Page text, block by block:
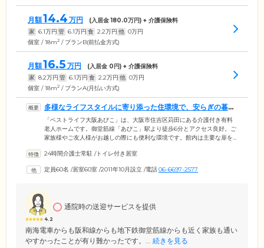
月額14.4 万円 (入居金180.0万円) + 介護保険料
家 6.1万円 管 6.1万円 食 2.2万円 他 0万円
個室 / 18m2 / プランB(前払金方式)
月額16.5 万円 (入居金 0円) + 介護保険料
家 8.2万円 管 6.1万円 食 2.2万円 他 0万円
個室 / 18m2 / プランA(月払い方式)
多様なライフスタイルに寄り添った住環境で、安らぎの暮ら
しをお届けします
「ベストライフ大阪あびこ」は、大阪市住吉区苅田にある介護付き有料
老人ホームです。御堂筋線「あびこ」駅より徒歩6分とアクセス良好。ご
家族様やご友人様がお越しの際にも便利な環境です。館内は主要な扉を
すや歩行器をご利用の方も安心の環境を整えています。広々とした玄関
ゃれを楽しめる理美容室など、共有スペースも充実。その日の気分に合
24時間介護士常駐 /トイレ付き居室
定員60名 /居室60室 /2011年10月設立 /電話06-6697-2577
4.2
通院時の送迎サービスを提供
南海電車からも阪和線からも地下鉄御堂筋線からも近く家族も通い
やすかったことが有り難かったです。... 続きを見る